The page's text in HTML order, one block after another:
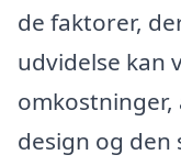
de faktorer,
udvidelse kan
design og den